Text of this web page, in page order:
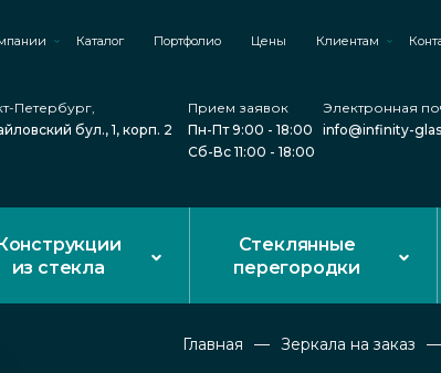
Каталог Портфолио Цены Клиентам
Петербург,
бул., 1, корп. 2
Прием заявок
Пн-Пт 9:00 - 18:00
Сб-Вс 11:00 - 18:00
Электронная
info@infinity-
из стекла
Стеклянные
перегородки
Главная Зеркала на заказ